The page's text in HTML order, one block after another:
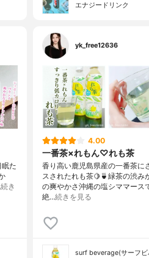
エナジードリンク
眠た
続き
yk_free12636
4.00
一番茶×れもん♡れも茶
香り高い鹿児島県産の一番茶に
スされたれも茶🍋🍵⁡緑茶の渋み
の爽やかさ沖縄の塩シママース
絶…続きを見る
surf beverage(サーフビ